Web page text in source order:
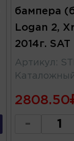
бампера
Logan 2,
2014г. SAT
Артикул :
2808.50
-